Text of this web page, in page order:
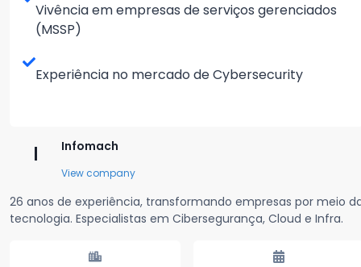
Vivência em empresas de serviços gerenciados
(MSSP)
Experiência no mercado de Cybersecurity
I Infomach
View company
26 anos de experiência, transformando empresas por meio
tecnologia. Especialistas em Cibersegurança, Cloud e Infra.